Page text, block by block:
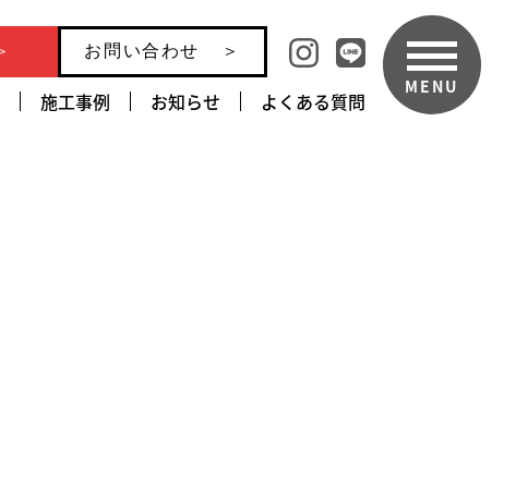
お問い合わせ
MENU
施工事例 お知らせ よくある質問